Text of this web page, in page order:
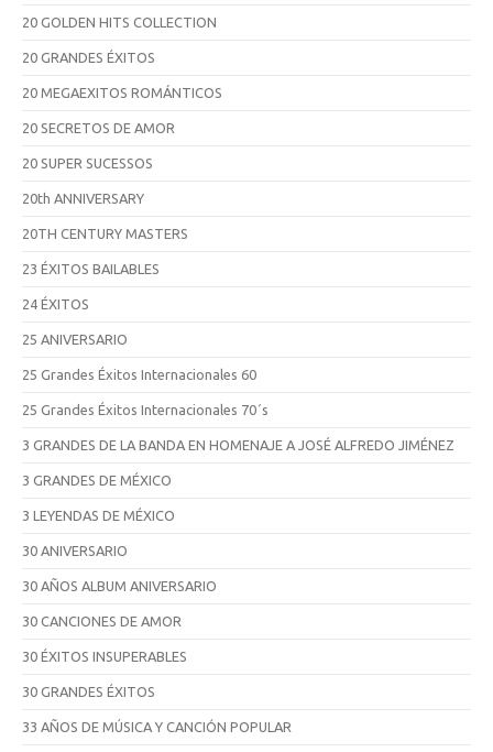
20 GOLDEN HITS COLLECTION
20 GRANDES ÉXITOS
20 MEGAEXITOS ROMÁNTICOS
20 SECRETOS DE AMOR
20 SUPER SUCESSOS
20th ANNIVERSARY
20TH CENTURY MASTERS
23 ÉXITOS BAILABLES
24 ÉXITOS
25 ANIVERSARIO
25 Grandes Éxitos Internacionales 60
25 Grandes Éxitos Internacionales 70´s
3 GRANDES DE LA BANDA EN HOMENAJE A JOSÉ ALFREDO JIMÉNEZ
3 GRANDES DE MÉXICO
3 LEYENDAS DE MÉXICO
30 ANIVERSARIO
30 AÑOS ALBUM ANIVERSARIO
30 CANCIONES DE AMOR
30 ÉXITOS INSUPERABLES
30 GRANDES ÉXITOS
33 AÑOS DE MÚSICA Y CANCIÓN POPULAR